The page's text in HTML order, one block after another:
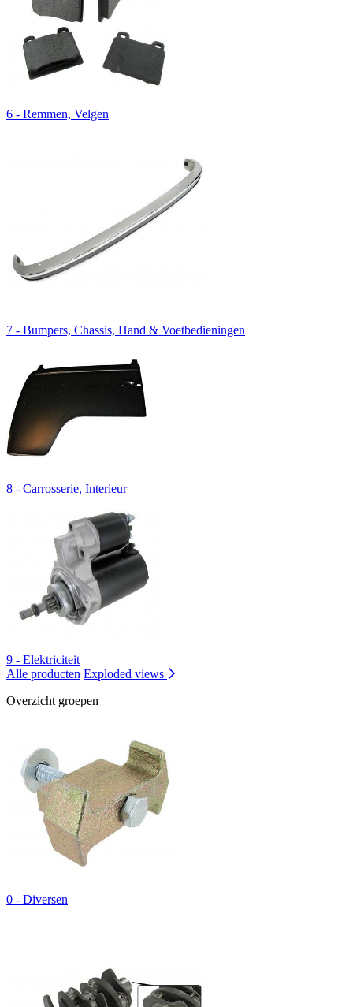
6 - Remmen, Velgen
7 - Bumpers, Chassis, Hand & Voetbedieningen
8 - Carrosserie, Interieur
9 - Elektriciteit
Alle producten Exploded views
Overzicht groepen
0 - Diversen